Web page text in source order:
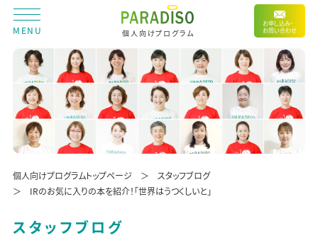
MENU 個人向けプログラム
お申し込み・
お問い合わせ
個人向けプログラムトップページ
スタッフブログ
IRのお気に入りの本を紹介！「世界はうつくしいと」
スタッフブログ